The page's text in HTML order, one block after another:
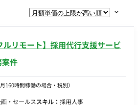
ルリモート】採用代行支援サービ
件
160時間稼働の場合・税別）
・セールススキル： 採用人事